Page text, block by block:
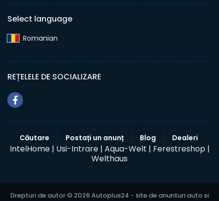
Select language
Romanian‎
REȚELELE DE SOCIALIZARE
Căutare Postați un anunț Blog Dealeri
IntelHome | Usi-Intrare | Aqua-Welt | Ferestreshop |
Welthaus
Drepturi de autor © 2026 Autoplus24 - site de anunturi auto si